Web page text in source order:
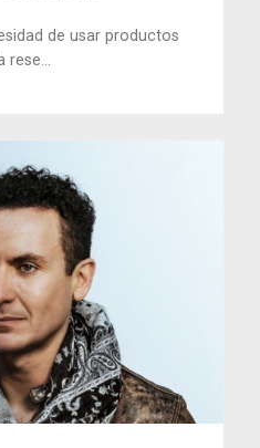
de usar productos
rese...